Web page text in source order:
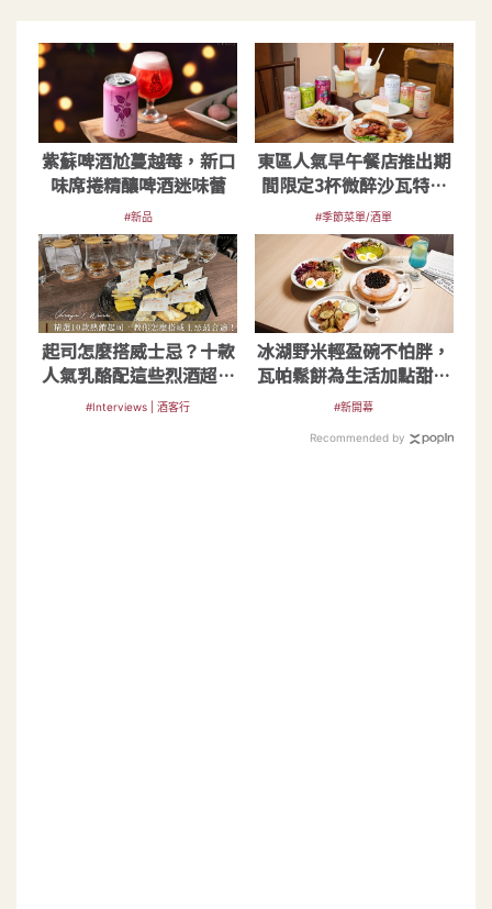
紫蘇啤酒尬蔓越莓，新口
味席捲精釀啤酒迷味蕾
#新品
東區人氣早午餐店推出期
間限定3杯微醉沙瓦特調
及創意餐點
#季節菜單/酒單
起司怎麼搭威士忌？十款
人氣乳酪配這些烈酒超對
味
#Interviews | 酒客行
冰湖野米輕盈碗不怕胖，
瓦帕鬆餅為生活加點甜｜
微兜 petit doux
#新開幕
Recommended by